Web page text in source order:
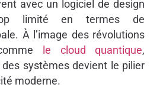
avec un logiciel de design
limité en termes de
À l’image des révolutions
le cloud quantique,
des systèmes devient le pilier
moderne.